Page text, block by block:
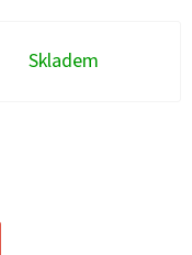
Skladem